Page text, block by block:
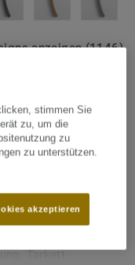
anzeigen (1146)
Böden
BROWN
für eine
Tarkett
stimmen Sie
zu, um die
zu
zu unterstützen.
akzeptieren